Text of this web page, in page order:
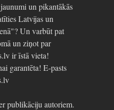
un pikantākās
Latvijas un
Un varbūt pat
un ziņot par
ir īstā vieta!
garantēta! E-pasts
publikāciju autoriem.